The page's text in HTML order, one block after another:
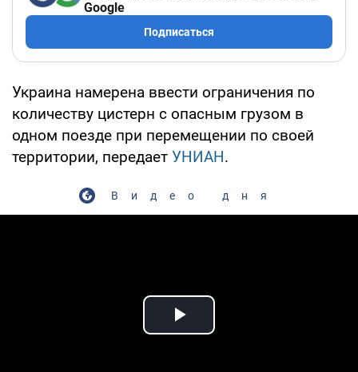
Google
Подписаться
Украина намерена ввести ограничения по
количеству цистерн с опасным грузом в
одном поезде при перемещении по своей
территории, передает УНИАН.
Видео дня
Play Video